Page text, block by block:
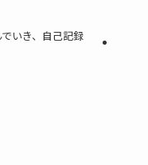
いき、自己記録